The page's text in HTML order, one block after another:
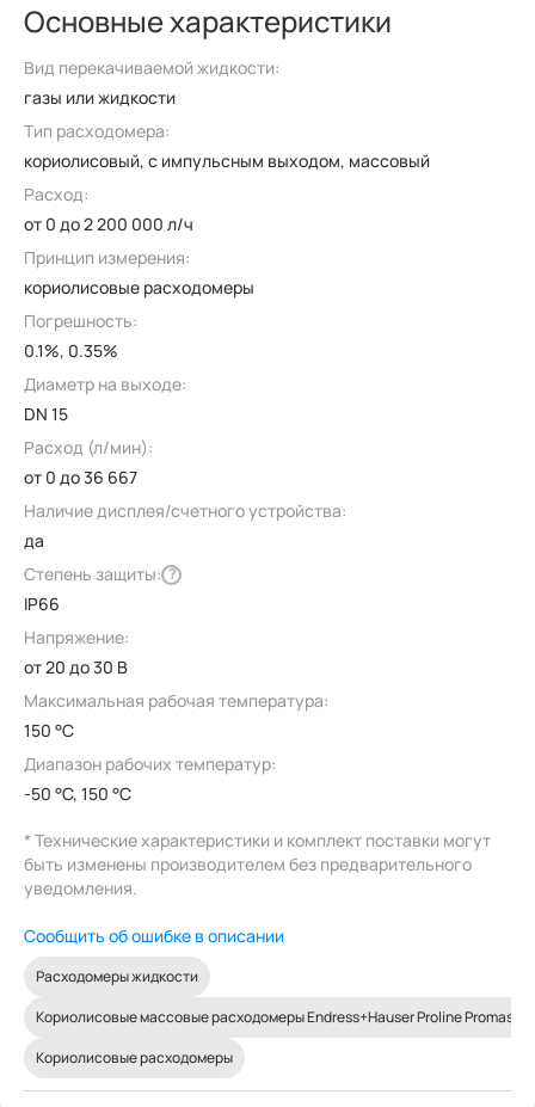
Основные характеристики
Вид перекачиваемой жидкости:
газы или жидкости
Тип расходомера:
кориолисовый, с импульсным выходом, массовый
Расход:
от 0 до 2 200 000 л/ч
Принцип измерения:
кориолисовые расходомеры
Погрешность:
0.1%, 0.35%
Диаметр на выходе:
DN 15
Расход (л/мин):
от 0 до 36 667
Наличие дисплея/счетного устройства:
да
Степень защиты: ?
IP66
Напряжение:
от 20 до 30 В
Максимальная рабочая температура:
150 °C
Диапазон рабочих температур:
-50 °C, 150 °C
* Технические характеристики и комплект поставки могут
быть изменены производителем без предварительного
уведомления.
Сообщить об ошибке в описании
Расходомеры жидкости
Кориолисовые массовые расходомеры Endress+Hauser Proline Promass
Кориолисовые расходомеры